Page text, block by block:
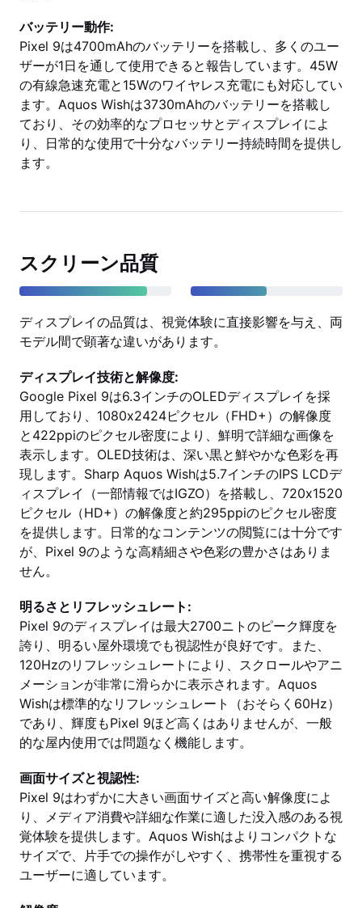
バッテリー動作:
Pixel 9は4700mAhのバッテリーを搭載し、多くのユー
ザーが1日を通して使用できると報告しています。45W
の有線急速充電と15Wのワイヤレス充電にも対応してい
ます。Aquos Wishは3730mAhのバッテリーを搭載し
ており、その効率的なプロセッサとディスプレイによ
り、日常的な使用で十分なバッテリー持続時間を提供し
ます。
スクリーン品質
ディスプレイの品質は、視覚体験に直接影響を与え、両
モデル間で顕著な違いがあります。
ディスプレイ技術と解像度:
Google Pixel 9は6.3インチのOLEDディスプレイを採
用しており、1080x2424ピクセル（FHD+）の解像度
と422ppiのピクセル密度により、鮮明で詳細な画像を
表示します。OLED技術は、深い黒と鮮やかな色彩を再
現します。Sharp Aquos Wishは5.7インチのIPS LCDデ
ィスプレイ（一部情報ではIGZO）を搭載し、720x1520
ピクセル（HD+）の解像度と約295ppiのピクセル密度
を提供します。日常的なコンテンツの閲覧には十分です
が、Pixel 9のような高精細さや色彩の豊かさはありま
せん。
明るさとリフレッシュレート:
Pixel 9のディスプレイは最大2700ニトのピーク輝度を
誇り、明るい屋外環境でも視認性が良好です。また、
120Hzのリフレッシュレートにより、スクロールやアニ
メーションが非常に滑らかに表示されます。Aquos
Wishは標準的なリフレッシュレート（おそらく60Hz）
であり、輝度もPixel 9ほど高くはありませんが、一般
的な屋内使用では問題なく機能します。
画面サイズと視認性:
Pixel 9はわずかに大きい画面サイズと高い解像度によ
り、メディア消費や詳細な作業に適した没入感のある視
覚体験を提供します。Aquos Wishはよりコンパクトな
サイズで、片手での操作がしやすく、携帯性を重視する
ユーザーに適しています。